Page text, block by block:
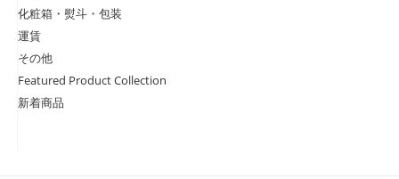
化粧箱・熨斗・包装
運賃
その他
Featured Product Collection
新着商品